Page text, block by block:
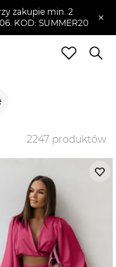
zakupie min. 2
KOD: SUMMER20
×
2247 produktów